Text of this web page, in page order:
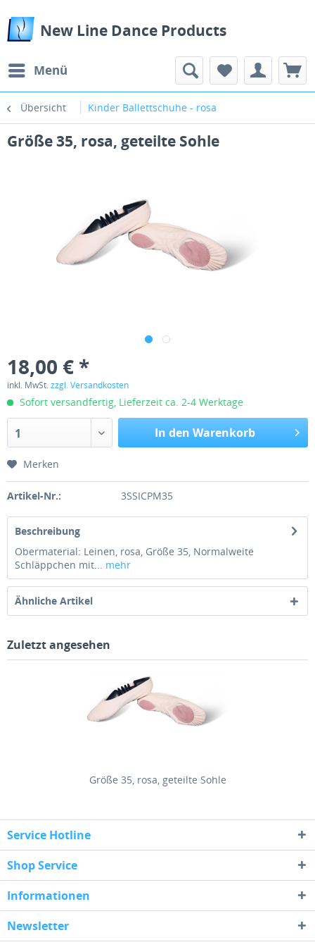
New Line Dance Products
Menü
Übersicht Kinder Ballettschuhe - rosa
Größe 35, rosa, geteilte Sohle
18,00 € *
inkl. MwSt.zzgl. Versandkosten
Sofort versandfertig, Lieferzeit ca. 2-4 Werktage
1 In den Warenkorb
Merken
Artikel-Nr.: 3SSICPM35
Beschreibung
Obermaterial: Leinen, rosa, Größe 35, Normalweite
Schläppchen mit... mehr
Ähnliche Artikel
Zuletzt angesehen
Größe 35, rosa, geteilte Sohle
Service Hotline
Shop Service
Informationen
Newsletter